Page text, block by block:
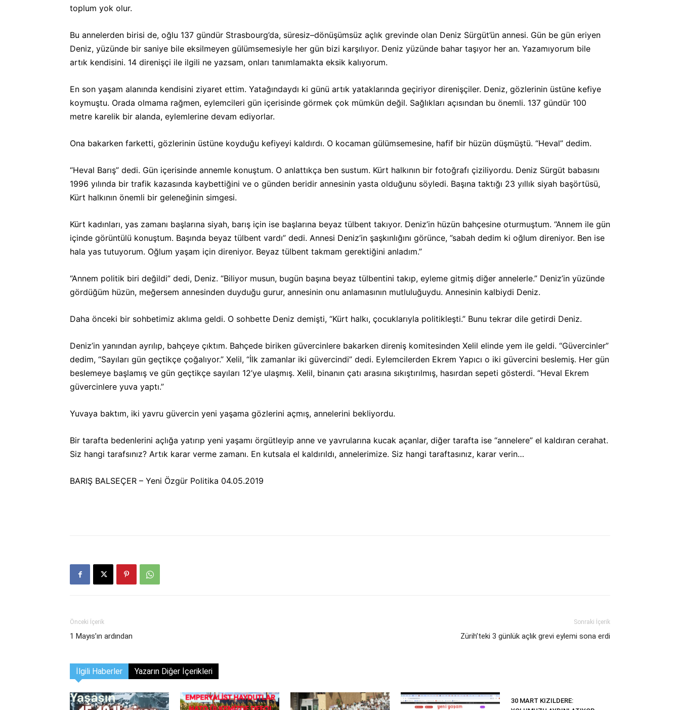
toplum yok olur.
Bu annelerden birisi de, oğlu 137 gündür Strasbourg’da, süresiz–dönüşümsüz açlık grevinde olan Deniz Sürgüt’ün annesi. Gün be gün eriyen
Deniz, yüzünde bir saniye bile eksilmeyen gülümsemesiyle her gün bizi karşılıyor. Deniz yüzünde bahar taşıyor her an. Yazamıyorum bile
artık kendisini. 14 direnişçi ile ilgili ne yazsam, onları tanımlamakta eksik kalıyorum.
En son yaşam alanında kendisini ziyaret ettim. Yatağındaydı ki günü artık yataklarında geçiriyor direnişçiler. Deniz, gözlerinin üstüne kefiye
koymuştu. Orada olmama rağmen, eylemcileri gün içerisinde görmek çok mümkün değil. Sağlıkları açısından bu önemli. 137 gündür 100
metre karelik bir alanda, eylemlerine devam ediyorlar.
Ona bakarken farketti, gözlerinin üstüne koyduğu kefiyeyi kaldırdı. O kocaman gülümsemesine, hafif bir hüzün düşmüştü. “Heval” dedim.
“Heval Barış” dedi. Gün içerisinde annemle konuştum. O anlattıkça ben sustum. Kürt halkının bir fotoğrafı çiziliyordu. Deniz Sürgüt babasını
1996 yılında bir trafik kazasında kaybettiğini ve o günden beridir annesinin yasta olduğunu söyledi. Başına taktığı 23 yıllık siyah başörtüsü,
Kürt halkının önemli bir geleneğinin simgesi.
Kürt kadınları, yas zamanı başlarına siyah, barış için ise başlarına beyaz tülbent takıyor. Deniz’in hüzün bahçesine oturmuştum. “Annem ile gün
içinde görüntülü konuştum. Başında beyaz tülbent vardı” dedi. Annesi Deniz’in şaşkınlığını görünce, ”sabah dedim ki oğlum direniyor. Ben ise
hala yas tutuyorum. Oğlum yaşam için direniyor. Beyaz tülbent takmam gerektiğini anladım.”
“Annem politik biri değildi” dedi, Deniz. “Biliyor musun, bugün başına beyaz tülbentini takıp, eyleme gitmiş diğer annelerle.” Deniz’in yüzünde
gördüğüm hüzün, meğersem annesinden duyduğu gurur, annesinin onu anlamasının mutluluğuydu. Annesinin kalbiydi Deniz.
Daha önceki bir sohbetimiz aklıma geldi. O sohbette Deniz demişti, “Kürt halkı, çocuklarıyla politikleşti.” Bunu tekrar dile getirdi Deniz.
Deniz’in yanından ayrılıp, bahçeye çıktım. Bahçede biriken güvercinlere bakarken direniş komitesinden Xelil elinde yem ile geldi. “Güvercinler”
dedim, “Sayıları gün geçtikçe çoğalıyor.” Xelil, “İlk zamanlar iki güvercindi” dedi. Eylemcilerden Ekrem Yapıcı o iki güvercini beslemiş. Her gün
beslemeye başlamış ve gün geçtikçe sayıları 12’ye ulaşmış. Xelil, binanın çatı arasına sıkıştırılmış, hasırdan sepeti gösterdi. “Heval Ekrem
güvercinlere yuva yaptı.”
Yuvaya baktım, iki yavru güvercin yeni yaşama gözlerini açmış, annelerini bekliyordu.
Bir tarafta bedenlerini açlığa yatırıp yeni yaşamı örgütleyip anne ve yavrularına kucak açanlar, diğer tarafta ise “annelere” el kaldıran cerahat.
Siz hangi tarafsınız? Artık karar verme zamanı. En kutsala el kaldırıldı, annelerimize. Siz hangi taraftasınız, karar verin…
BARIŞ BALSEÇER – Yeni Özgür Politika 04.05.2019
Önceki İçerik
1 Mayıs’ın ardından
Sonraki İçerik
Zürih’teki 3 günlük açlık grevi eylemi sona erdi
İlgili Haberler Yazarın Diğer İçerikleri
30 MART KIZILDERE: